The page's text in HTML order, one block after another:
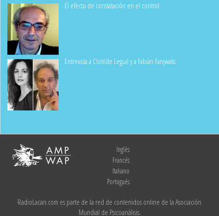
El efecto de constatación en el control
Entrevista a Clotilde Leguil y a Fabián Fanjwaks
Inglés
Francés
Italiano
Portugués
RadioLacan.com es parte de la red de contenidos online de la Asociación
Mundial de Psicoanálisis.